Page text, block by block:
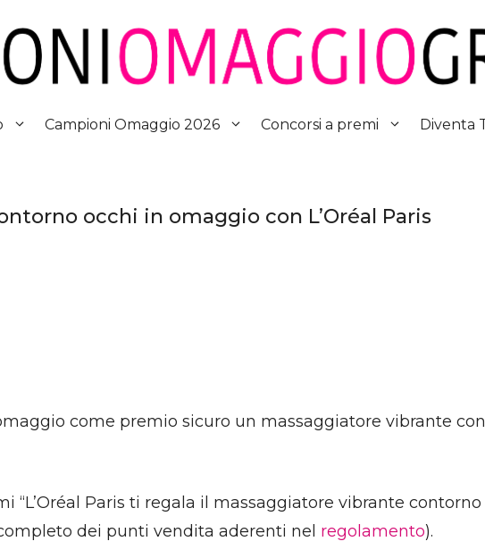
Campioni Omaggio 2026 Concorsi a premi Diventa
occhi in omaggio con L’Oréal Paris
come premio sicuro un massaggiatore vibrante
“L’Oréal Paris ti regala il massaggiatore vibrante
dei punti vendita aderenti nel regolamento).